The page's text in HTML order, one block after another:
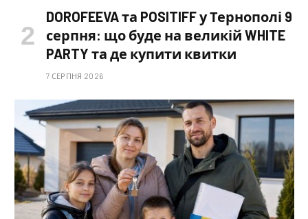
DOROFEEVA та POSITIFF у Тернополі 9
серпня: що буде на великій WHITE
PARTY та де купити квитки
7 СЕРПНЯ 2026